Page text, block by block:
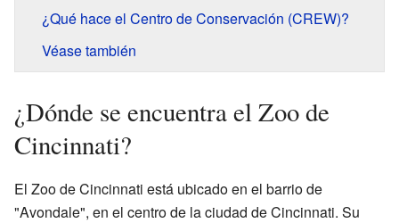
¿Qué hace el Centro de Conservación (CREW)?
Véase también
¿Dónde se encuentra el Zoo de
Cincinnati?
El Zoo de Cincinnati está ubicado en el barrio de
"Avondale", en el centro de la ciudad de Cincinnati. Su